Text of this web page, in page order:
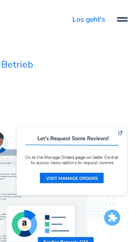
Los geht's
Betrieb